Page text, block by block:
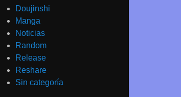
Doujinshi
Manga
Noticias
Random
Release
Reshare
Sin categoría